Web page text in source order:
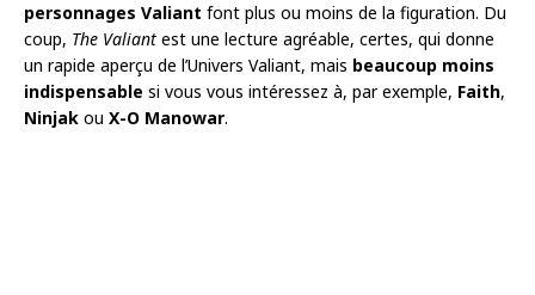
personnages Valiant font plus ou moins de la figuration. Du
coup, The Valiant est une lecture agréable, certes, qui donne
un rapide aperçu de l’Univers Valiant, mais beaucoup moins
indispensable si vous vous intéressez à, par exemple, Faith,
Ninjak ou X-O Manowar.